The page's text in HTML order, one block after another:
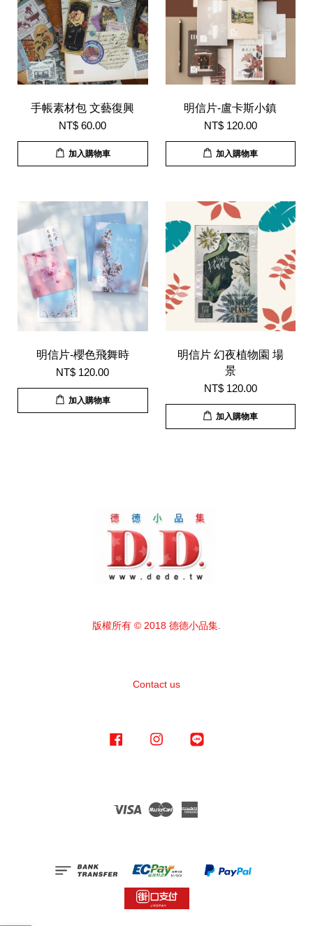
手帳素材包 文藝復興
NT$ 60.00
加入購物車
明信片-盧卡斯小鎮
NT$ 120.00
加入購物車
明信片-櫻色飛舞時
NT$ 120.00
加入購物車
明信片 幻夜植物園 場
景
NT$ 120.00
加入購物車
版權所有 © 2018 德德小品集.
Contact us
Facebook Instagram
Visa Master